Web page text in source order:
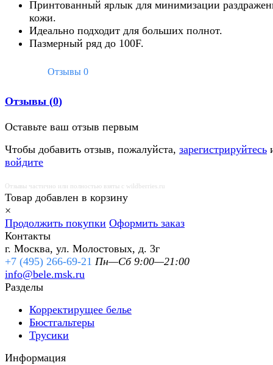
Принтованный ярлык для минимизации
кожи.
Идеально подходит для больших полнот.
Пазмерный ряд до 100F.
Отзывы 0
Отзывы (0)
Оставьте ваш отзыв первым
Чтобы добавить отзыв, пожалуйста, зарегистрируйтесь
войдите
Отзывы частично или полностью взяты с wildberries.ru
Товар добавлен в корзину
×
Продолжить покупки Оформить заказ
Контакты
г. Москва, ул. Молостовых, д. 3г
+7 (495) 266-69-21 Пн—Сб 9:00—21:00
info@bele.msk.ru
Разделы
Корректирущее белье
Бюстгальтеры
Трусики
Информация